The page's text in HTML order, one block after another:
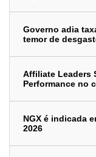
Governo adia
temor de
Affiliate Leaders
Performance no
NGX é indicada
2026